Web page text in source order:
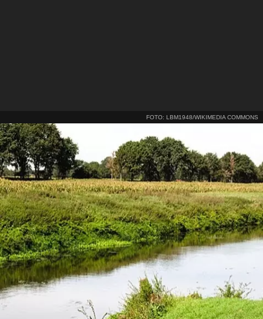
FOTO: LBM1948/WIKIMEDIA COMMONS